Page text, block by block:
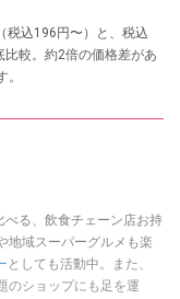
税込196円〜）と、税込
較。約2倍の価格差があ
る、飲食チェーン店お持
地域スーパーグルメも楽
としても活動中。また、
のショップにも足を運